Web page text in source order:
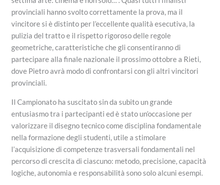
provinciali hanno svolto correttamente la prova, ma il
vincitore si è distinto per l’eccellente qualità esecutiva, la
pulizia del tratto e il rispetto rigoroso delle regole
geometriche, caratteristiche che gli consentiranno di
partecipare alla finale nazionale il prossimo ottobre a Rieti,
dove Pietro avrà modo di confrontarsi con gli altri vincitori
provinciali.
Il Campionato ha suscitato sin da subito un grande
entusiasmo tra i partecipanti ed è stato un’occasione per
valorizzare il disegno tecnico come disciplina fondamentale
nella formazione degli studenti, utile a stimolare
l’acquisizione di competenze trasversali fondamentali nel
percorso di crescita di ciascuno: metodo, precisione, capacità
logiche, autonomia e responsabilità sono solo alcuni esempi.